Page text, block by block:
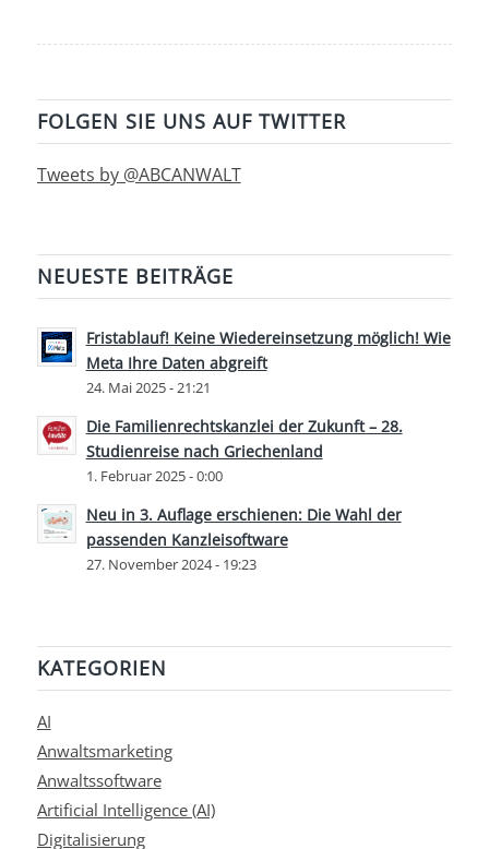
FOLGEN SIE UNS AUF TWITTER
Tweets by @ABCANWALT
NEUESTE BEITRÄGE
Fristablauf! Keine Wiedereinsetzung möglich! Wie
Meta Ihre Daten abgreift
24. Mai 2025 - 21:21
Die Familienrechtskanzlei der Zukunft – 28.
Studienreise nach Griechenland
1. Februar 2025 - 0:00
Neu in 3. Auflage erschienen: Die Wahl der
passenden Kanzleisoftware
27. November 2024 - 19:23
KATEGORIEN
AI
Anwaltsmarketing
Anwaltssoftware
Artificial Intelligence (AI)
Digitalisierung